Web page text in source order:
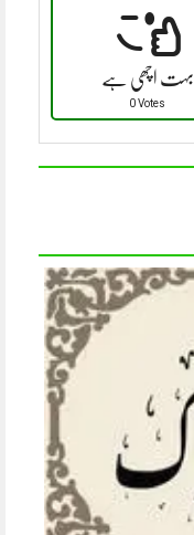
بہت اچھی ہے
0 Votes